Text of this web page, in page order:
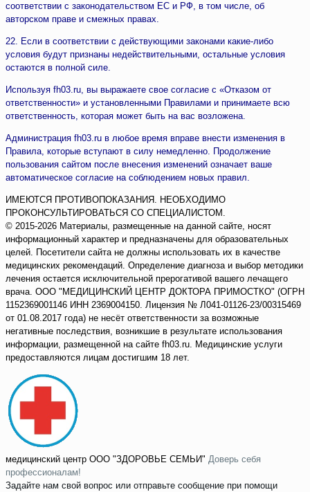
соответствии с законодательством ЕС и РФ, в том числе, об
авторском праве и смежных правах.
22. Если в соответствии с действующими законами какие-либо
условия будут признаны недействительными, остальные условия
остаются в полной силе.
Используя fh03.ru, вы выражаете свое согласие с «Отказом от
ответственности» и установленными Правилами и принимаете всю
ответственность, которая может быть на вас возложена.
Администрация fh03.ru в любое время вправе внести изменения в
Правила, которые вступают в силу немедленно. Продолжение
пользования сайтом после внесения изменений означает ваше
автоматическое согласие на соблюдением новых правил.
ИМЕЮТСЯ ПРОТИВОПОКАЗАНИЯ. НЕОБХОДИМО
ПРОКОНСУЛЬТИРОВАТЬСЯ СО СПЕЦИАЛИСТОМ.
© 2015-2026 Материалы, размещенные на данной сайте, носят
информационный характер и предназначены для образовательных
целей. Посетители сайта не должны использовать их в качестве
медицинских рекомендаций. Определение диагноза и выбор методики
лечения остается исключительной прерогативой вашего лечащего
врача. ООО "МЕДИЦИНСКИЙ ЦЕНТР ДОКТОРА ПРИМОСТКО" (ОГРН
1152369001146 ИНН 2369004150. Лицензия № Л041-01126-23/00315469
от 01.08.2017 года) не несёт ответственности за возможные
негативные последствия, возникшие в результате использования
информации, размещенной на сайте fh03.ru. Медицинские услуги
предоставляются лицам достигшим 18 лет.
медицинский центр ООО "ЗДОРОВЬЕ СЕМЬИ" Доверь себя
профессионалам!
Задайте нам свой вопрос или отправьте сообщение при помощи